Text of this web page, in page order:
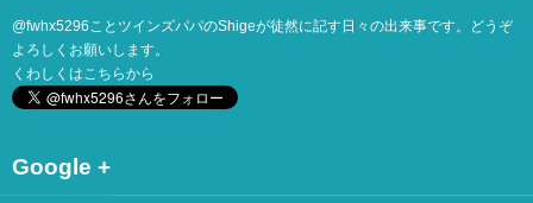
@fwhx5296ことツインズパパのShigeが徒然に記す日々の出来事です。どうぞ
よろしくお願いします。
くわしくはこちらから
Google +